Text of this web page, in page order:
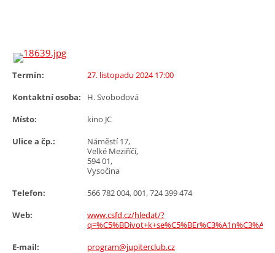
Termín:
27. listopadu 2024 17:00
Kontaktní osoba:
H. Svobodová
Místo:
kino JC
Ulice a čp.:
Náměstí 17,
Velké Meziříčí,
594 01,
Vysočina
Telefon:
566 782 004, 001, 724 399 474
Web:
www.csfd.cz/hledat/?
q=%C5%BDivot+k+se%C5%BEr%C3%A1n%C3%AD
E-mail:
program@jupiterclub.cz